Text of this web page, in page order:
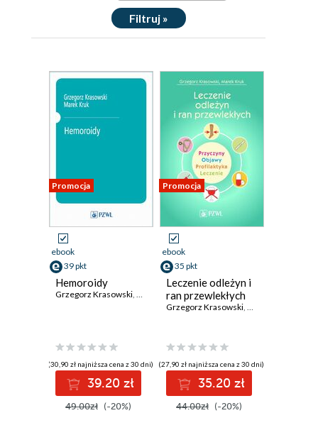
Filtruj »
Promocja
ebook
39 pkt
Hemoroidy
Grzegorz Krasowski, Marek Kruk
(30,90 zł najniższa cena z 30 dni)
39.20 zł
49.00zł (-20%)
Promocja
ebook
35 pkt
Leczenie odleżyn i
ran przewlekłych
Grzegorz Krasowski, Marek Kruk
(27,90 zł najniższa cena z 30 dni)
35.20 zł
44.00zł (-20%)